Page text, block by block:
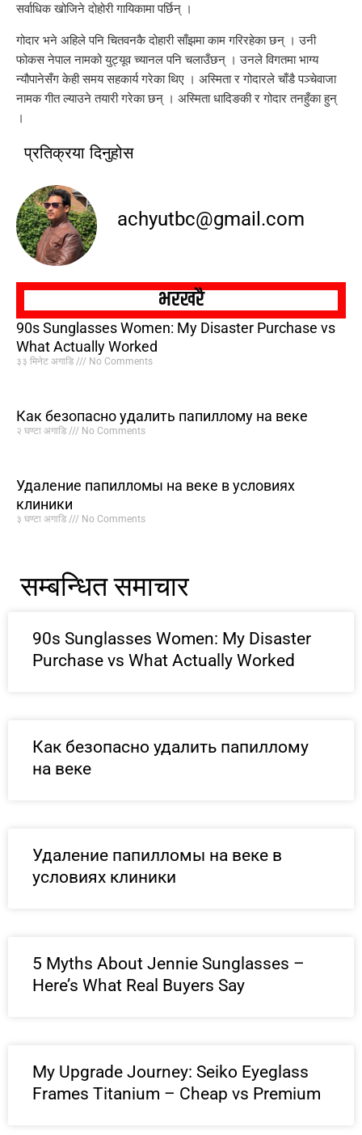
सर्वाधिक खोजिने दोहोरी गायिकामा पर्छिन् ।
गोदार भने अहिले पनि चितवनकै दोहारी साँझमा काम गरिरहेका छन् । उनी
फोकस नेपाल नामको युट्यूव च्यानल पनि चलाउँछन् । उनले विगतमा भाग्य
न्यौपानेसँग केही समय सहकार्य गरेका थिए । अस्मिता र गोदारले चाँडै पञ्चेवाजा
नामक गीत ल्याउने तयारी गरेका छन् । अस्मिता धादिङकी र गोदार तनहुँका हुन्
।
प्रतिक्रया दिनुहोस
achyutbc@gmail.com
भरखरै
90s Sunglasses Women: My Disaster Purchase vs
What Actually Worked
३३ मिनेट अगाडि No Comments
Как безопасно удалить папиллому на веке
२ घण्टा अगाडि No Comments
Удаление папилломы на веке в условиях
клиники
३ घण्टा अगाडि No Comments
सम्बन्धित समाचार
90s Sunglasses Women: My Disaster
Purchase vs What Actually Worked
Как безопасно удалить папиллому
на веке
Удаление папилломы на веке в
условиях клиники
5 Myths About Jennie Sunglasses –
Here’s What Real Buyers Say
My Upgrade Journey: Seiko Eyeglass
Frames Titanium – Cheap vs Premium